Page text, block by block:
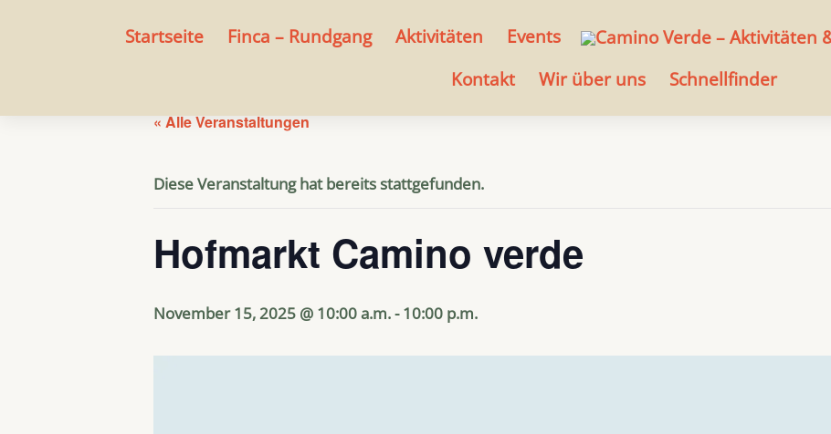
Startseite Finca – Rundgang Aktivitäten
Events
Kontakt
Wir über uns Schnellfinder
« Alle Veranstaltungen
Diese Veranstaltung hat bereits stattgefunden.
Hofmarkt Camino verde
November 15, 2025 @ 10:00 a.m.-10:00 p.m.